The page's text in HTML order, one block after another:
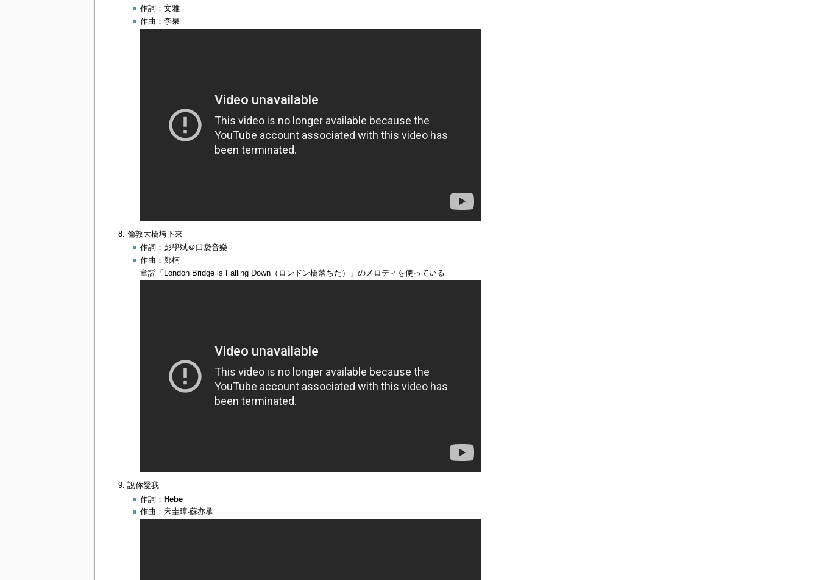
作詞：文雅
作曲：李泉
倫敦大橋垮下來
作詞：彭學斌＠口袋音樂
作曲：鄭楠
童謡「London Bridge is Falling Down（ロンドン橋落ちた）」のメロディを使っている
說你愛我
作詞： Hebe
作曲：宋圭璋‧蘇亦承